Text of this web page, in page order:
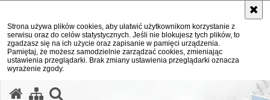
Strona używa plików cookies, aby ułatwić użytkownikom korzystanie z
serwisu oraz do celów statystycznych. Jeśli nie blokujesz tych plików, to
zgadzasz się na ich użycie oraz zapisanie w pamięci urządzenia.
Pamiętaj, że możesz samodzielnie zarządzać cookies, zmieniając
ustawienia przeglądarki. Brak zmiany ustawienia przeglądarki oznacza
wyrażenie zgody.